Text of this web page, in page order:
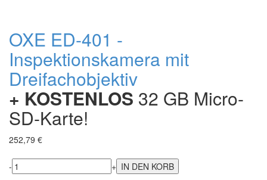
OXE ED-401 -
Inspektionskamera mit
Dreifachobjektiv
+ KOSTENLOS 32 GB Micro-
SD-Karte!
252,79 €
-
+